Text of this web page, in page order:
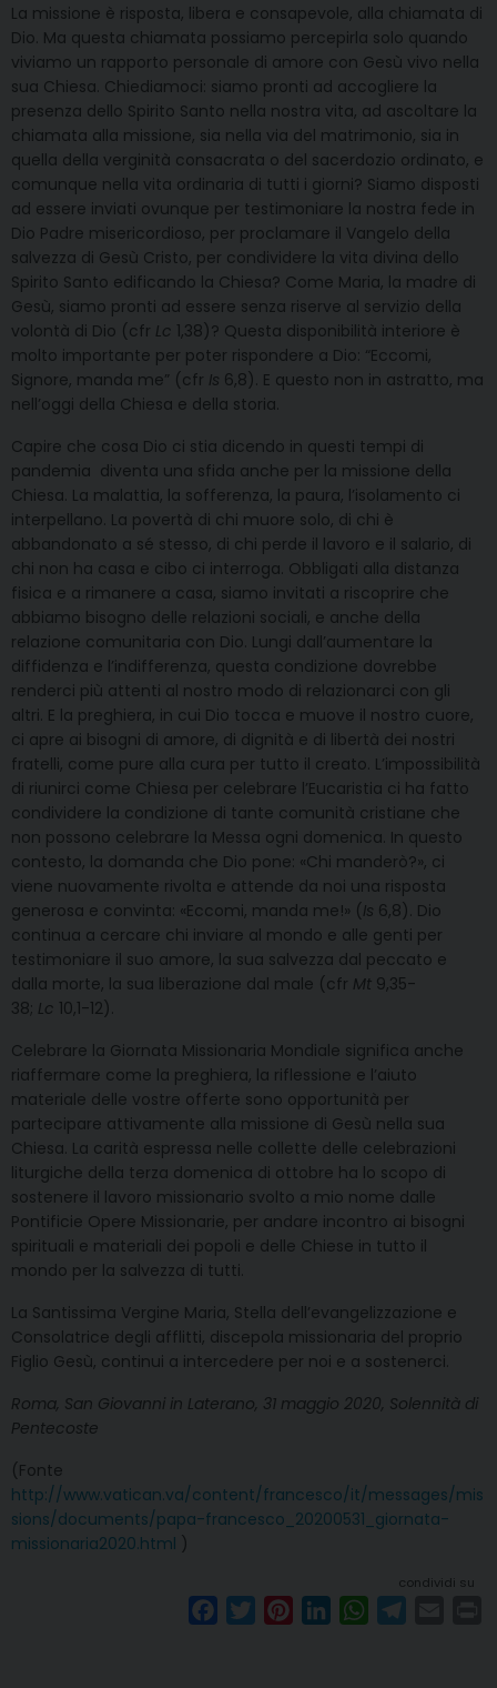
La missione è risposta, libera e consapevole, alla chiamata di
Dio. Ma questa chiamata possiamo percepirla solo quando
viviamo un rapporto personale di amore con Gesù vivo nella
sua Chiesa. Chiediamoci: siamo pronti ad accogliere la
presenza dello Spirito Santo nella nostra vita, ad ascoltare la
chiamata alla missione, sia nella via del matrimonio, sia in
quella della verginità consacrata o del sacerdozio ordinato, e
comunque nella vita ordinaria di tutti i giorni? Siamo disposti
ad essere inviati ovunque per testimoniare la nostra fede in
Dio Padre misericordioso, per proclamare il Vangelo della
salvezza di Gesù Cristo, per condividere la vita divina dello
Spirito Santo edificando la Chiesa? Come Maria, la madre di
Gesù, siamo pronti ad essere senza riserve al servizio della
volontà di Dio (cfr Lc 1,38)? Questa disponibilità interiore è
molto importante per poter rispondere a Dio: “Eccomi,
Signore, manda me” (cfr Is 6,8). E questo non in astratto, ma
nell’oggi della Chiesa e della storia.
Capire che cosa Dio ci stia dicendo in questi tempi di
pandemia diventa una sfida anche per la missione della
Chiesa. La malattia, la sofferenza, la paura, l’isolamento ci
interpellano. La povertà di chi muore solo, di chi è
abbandonato a sé stesso, di chi perde il lavoro e il salario, di
chi non ha casa e cibo ci interroga. Obbligati alla distanza
fisica e a rimanere a casa, siamo invitati a riscoprire che
abbiamo bisogno delle relazioni sociali, e anche della
relazione comunitaria con Dio. Lungi dall’aumentare la
diffidenza e l’indifferenza, questa condizione dovrebbe
renderci più attenti al nostro modo di relazionarci con gli
altri. E la preghiera, in cui Dio tocca e muove il nostro cuore,
ci apre ai bisogni di amore, di dignità e di libertà dei nostri
fratelli, come pure alla cura per tutto il creato. L’impossibilità
di riunirci come Chiesa per celebrare l’Eucaristia ci ha fatto
condividere la condizione di tante comunità cristiane che
non possono celebrare la Messa ogni domenica. In questo
contesto, la domanda che Dio pone: «Chi manderò?», ci
viene nuovamente rivolta e attende da noi una risposta
generosa e convinta: «Eccomi, manda me!» (Is 6,8). Dio
continua a cercare chi inviare al mondo e alle genti per
testimoniare il suo amore, la sua salvezza dal peccato e
dalla morte, la sua liberazione dal male (cfr Mt 9,35-
38; Lc 10,1-12).
Celebrare la Giornata Missionaria Mondiale significa anche
riaffermare come la preghiera, la riflessione e l’aiuto
materiale delle vostre offerte sono opportunità per
partecipare attivamente alla missione di Gesù nella sua
Chiesa. La carità espressa nelle collette delle celebrazioni
liturgiche della terza domenica di ottobre ha lo scopo di
sostenere il lavoro missionario svolto a mio nome dalle
Pontificie Opere Missionarie, per andare incontro ai bisogni
spirituali e materiali dei popoli e delle Chiese in tutto il
mondo per la salvezza di tutti.
La Santissima Vergine Maria, Stella dell’evangelizzazione e
Consolatrice degli afflitti, discepola missionaria del proprio
Figlio Gesù, continui a intercedere per noi e a sostenerci.
Roma, San Giovanni in Laterano, 31 maggio 2020, Solennità di
Pentecoste
(Fonte
http://www.vatican.va/content/francesco/it/messages/mis
sions/documents/papa-francesco_20200531_giornata-
missionaria2020.html )
condividi su
W